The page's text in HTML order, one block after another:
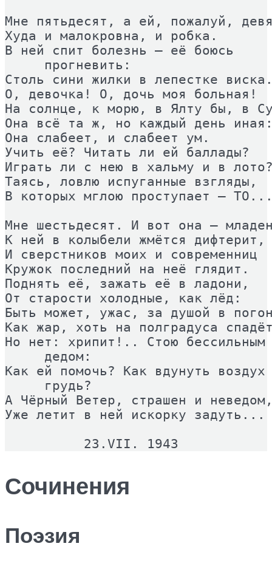
Мне пятьдесят, а ей, пожалуй,
Худа и малокровна, и робка.
В ней спит болезнь – её боюсь
     прогневить:
Столь сини жилки в лепестке
О, девочка! О, дочь моя больная!
На солнце, к морю, в Ялту бы, в
Она всё та ж, но каждый день
Она слабеет, и слабеет ум.
Учить её? Читать ли ей баллады?
Играть ли с нею в хальму и в
Таясь, ловлю испуганные взгляды,
В которых мглою проступает –
Мне шестьдесят. И вот она –
К ней в колыбели жмётся
И сверстников моих и современниц
Кружок последний на неё глядит.
Поднять её, зажать её в ладони,
От старости холодные, как лёд:
Быть может, ужас, за душой в
Как жар, хоть на полградуса
Но нет: хрипит!.. Стою
     дедом:
Как ей помочь? Как вдунуть
     грудь?
А Чёрный Ветер, страшен и
Уже летит в ней искорку
          23.VII. 1943
Сочинения
Поэзия